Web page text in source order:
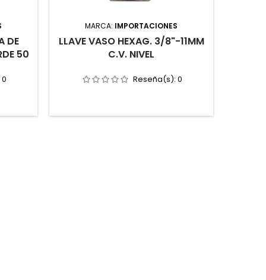
DE
50
0
MARCA: IMPORTACIONES
LLAVE VASO HEXAG. 3/8"-11MM
C.V. NIVEL
Reseña(s): 0